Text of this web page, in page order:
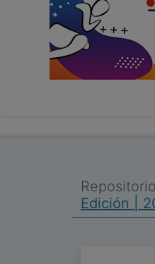
Edición |